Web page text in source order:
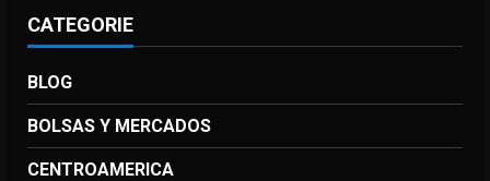
CATEGORIE
BLOG
BOLSAS Y MERCADOS
CENTROAMERICA